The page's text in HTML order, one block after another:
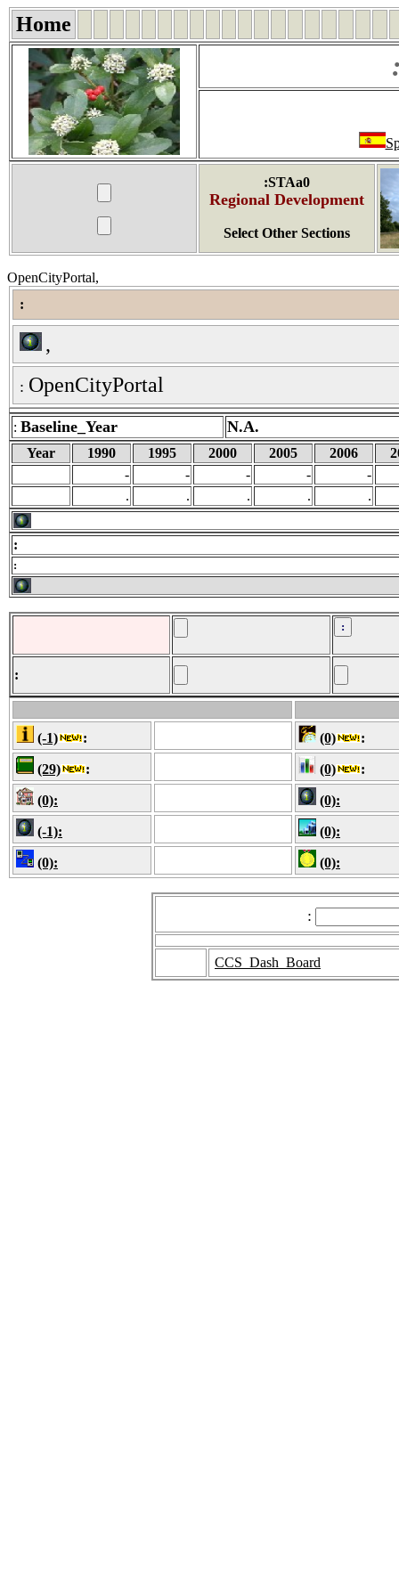
Home
:STAa0
Regional Development
Select Other Sections
OpenCityPortal,
:
,
: OpenCityPortal
: Baseline_Year N.A.
Year 1990 1995 2000 2005 2006
-
- - -
-
.
. . . .
:
:
:
(-1) : (0) :
(29) : (0) :
(0): (0):
(-1): (0):
(0): (0):
:
CCS_Dash_Board